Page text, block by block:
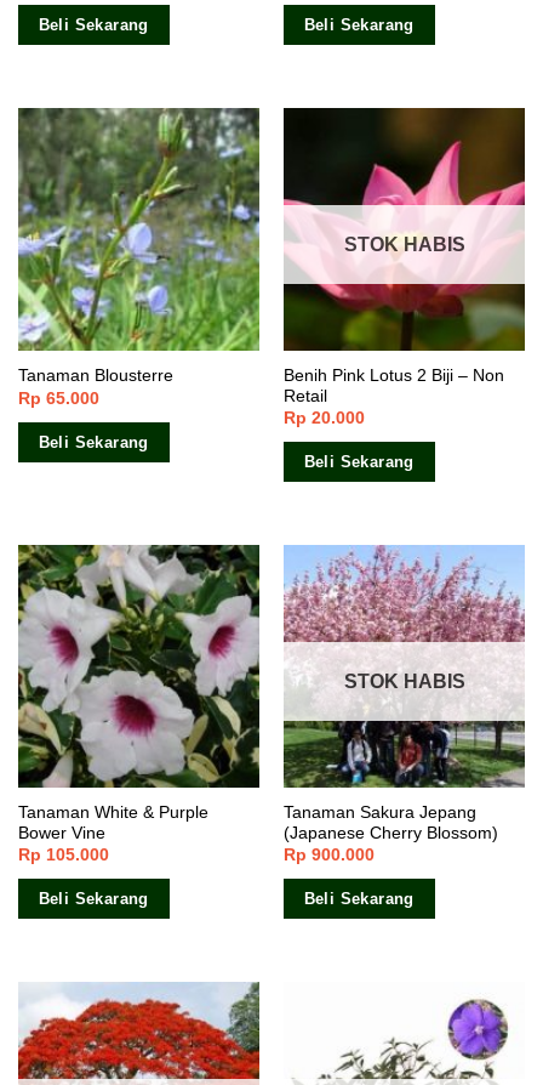
Beli Sekarang Beli Sekarang
Tanaman Blousterre
Rp 65.000
Beli Sekarang
STOK HABIS
Benih Pink Lotus 2 Biji – Non
Retail
Rp 20.000
Beli Sekarang
Tanaman White & Purple
Bower Vine
Rp 105.000
Beli Sekarang
STOK HABIS
Tanaman Sakura Jepang
(Japanese Cherry Blossom)
Rp 900.000
Beli Sekarang